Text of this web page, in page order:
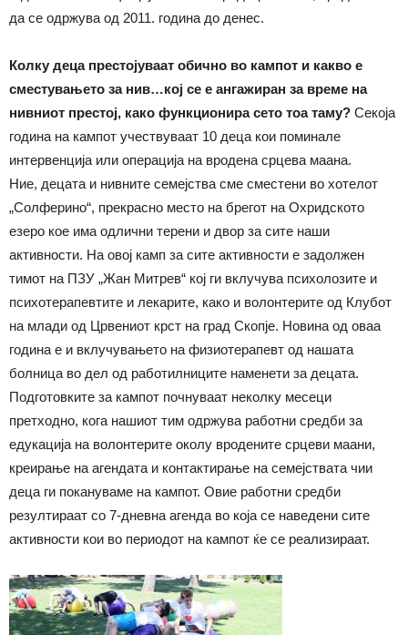
да се одржува од 2011. година до денес.
Колку деца престојуваат обично во кампот и какво е
сместувањето за нив…кој се е ангажиран за време на
нивниот престој, како функционира сето тоа таму? Секоја
година на кампот учествуваат 10 деца кои поминале
интервенција или операција на вродена срцева маана.
Ние, децата и нивните семејства сме сместени во хотелот
„Солферино“, прекрасно место на брегот на Охридското
езеро кое има одлични терени и двор за сите наши
активности. На овој камп за сите активности е задолжен
тимот на ПЗУ „Жан Митрев“ кој ги вклучува психолозите и
психотерапевтите и лекарите, како и волонтерите од Клубот
на млади од Црвениот крст на град Скопје. Новина од оваа
година е и вклучувањето на физиотерапевт од нашата
болница во дел од работилниците наменети за децата.
Подготовките за кампот почнуваат неколку месеци
претходно, кога нашиот тим одржува работни средби за
едукација на волонтерите околу вродените срцеви маани,
креирање на агендата и контактирање на семејствата чии
деца ги покануваме на кампот. Овие работни средби
резултираат со 7-дневна агенда во која се наведени сите
активности кои во периодот на кампот ќе се реализираат.